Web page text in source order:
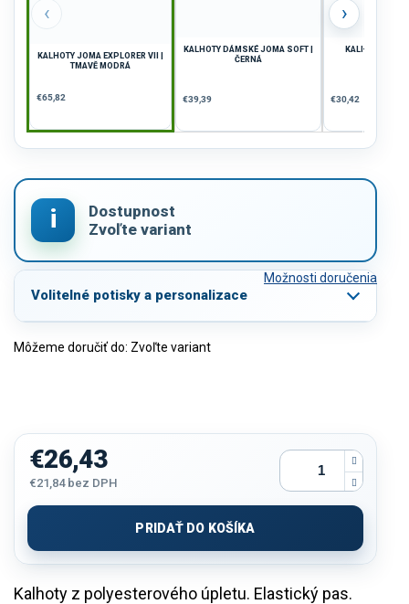
‹
KALHOTY JOMA EXPLORER VII |
TMAVĚ MODRÁ
€65,82
KALHOTY DÁMSKÉ JOMA SOFT |
ČERNÁ
€39,39
KALHOTY
€30,42
›
Volitelné potisky a personalizace
Môžeme doručiť do: Zvoľte variant
Možnosti doručenia
Kalhoty z polyesterového úpletu. Elastický pas.
€26,43
€21,84bez DPH
cena:
PRIDAŤ DO KOŠÍKA